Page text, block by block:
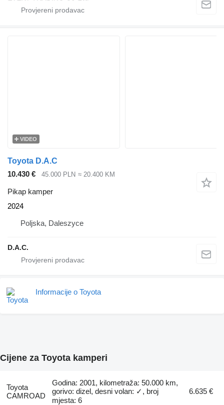
VIDEO
Toyota D.A.C
10.430 €
45.000 PLN ≈ 20.400 KM
Pikap kamper
2024
Poljska, Daleszyce
D.A.C.
Informacije o Toyota
Cijene za Toyota kamperi
Toyota
CAMROAD
Godina: 2001, kilometraža: 50.000 km,
gorivo: dizel, desni volan: ✓, broj
mjesta: 6
6.635 €